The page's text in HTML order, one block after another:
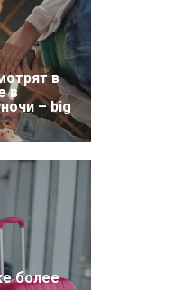
в
в
– big
более